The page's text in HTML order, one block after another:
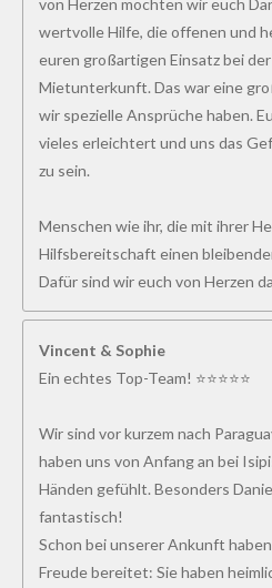
wertvolle Hilfe, die offenen und
euren großartigen Einsatz bei
Mietunterkunft. Das war eine
wir spezielle Ansprüche haben.
vieles erleichtert und uns das
zu sein.
Menschen wie ihr, die mit ihrer
Hilfsbereitschaft einen
Dafür sind wir euch von Herzen
Vincent & Sophie
Ein echtes Top-Team! ⭐⭐⭐⭐⭐
Wir sind vor kurzem nach
haben uns von Anfang an bei
Händen gefühlt. Besonders
fantastisch!
Schon bei unserer Ankunft
Freude bereitet: Sie haben